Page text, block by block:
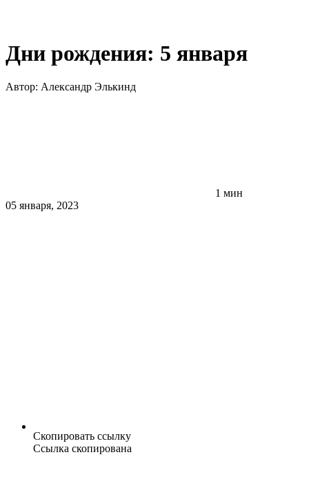
Дни рождения: 5 января
Автор: Александр Элькинд
1 мин
05 января, 2023
Скопировать ссылку
Ссылка скопирована